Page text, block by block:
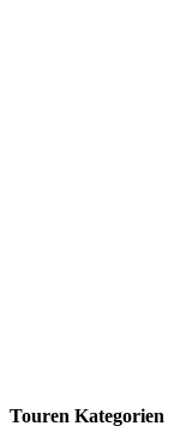
Touren Kategorien